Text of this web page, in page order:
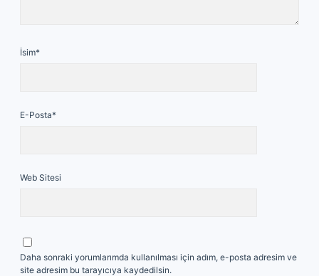
İsim*
E-Posta*
Web Sitesi
Daha sonraki yorumlarımda kullanılması için adım, e-posta adresim ve
site adresim bu tarayıcıya kaydedilsin.